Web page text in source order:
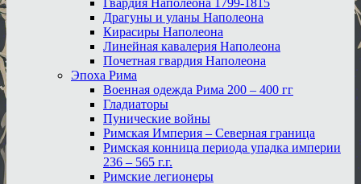
Драгуны и уланы Наполеона
Кирасиры Наполеона
Линейная кавалерия Наполеона
Почетная гвардия Наполеона
Эпоха Рима
Военная одежда Рима 200 – 400 гг
Гладиаторы
Пунические войны
Римская Империя – Северная граница
Римская конница периода упадка империи
236 – 565 г.г.
Римские легионеры